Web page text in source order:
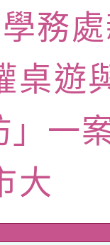
學軟
函釋公
請許可
署委託
理「
節水達
星期六
福系列
第2次
(無人
動站研
務
桌遊
」一
大